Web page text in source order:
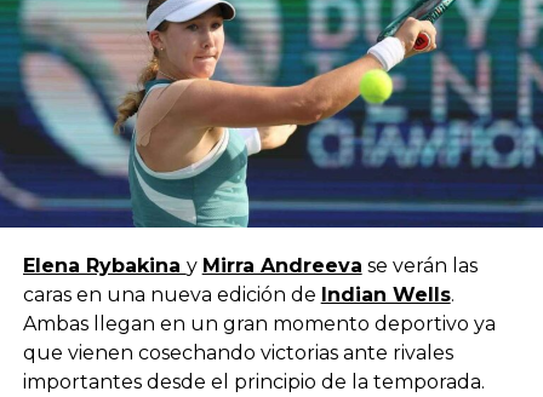
Elena Rybakina y Mirra Andreeva se verán las
caras en una nueva edición de Indian Wells.
Ambas llegan en un gran momento deportivo ya
que vienen cosechando victorias ante rivales
importantes desde el principio de la temporada.